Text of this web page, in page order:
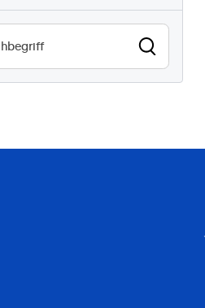
Sonnenlichtlesbar 0
Staubdicht (IP65)
24/7-Einsatz
0
eMark
0